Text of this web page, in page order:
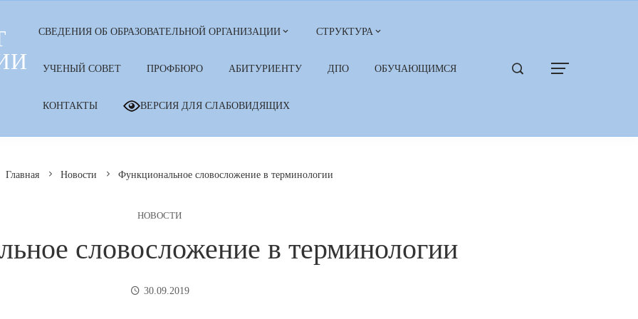
СВЕДЕНИЯ ОБ ОБРАЗОВАТЕЛЬНОЙ ОРГАНИЗАЦИИ СТРУКТУРА
УЧЕНЫЙ СОВЕТ ПРОФБЮРО АБИТУРИЕНТУ ДПО ОБУЧАЮЩИМСЯ
КОНТАКТЫ ВЕРСИЯ ДЛЯ СЛАБОВИДЯЩИХ
Главная Новости Функциональное словосложение в терминологии
НОВОСТИ
словосложение в терминологии
30.09.2019